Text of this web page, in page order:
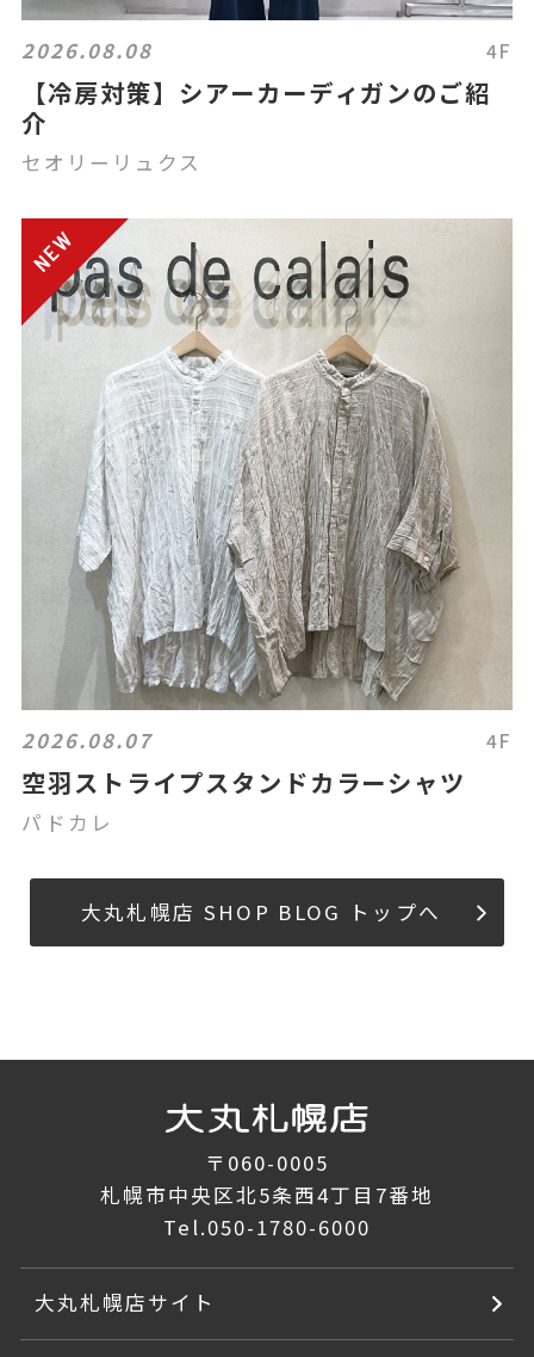
2026.08.08 4F
【冷房対策】シアーカーディガンのご紹
介
セオリーリュクス
2026.08.07 4F
空羽ストライプスタンドカラーシャツ
パドカレ
大丸札幌店 SHOP BLOG トップへ
〒060-0005
札幌市中央区北5条西4丁目7番地
Tel.050-1780-6000
大丸札幌店サイト